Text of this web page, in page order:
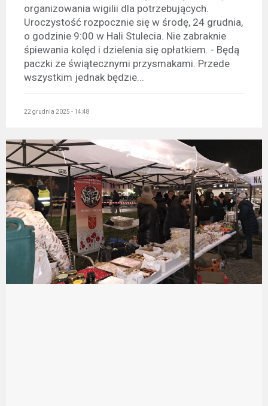
organizowania wigilii dla potrzebujących.
Uroczystość rozpocznie się w środę, 24 grudnia,
o godzinie 9:00 w Hali Stulecia. Nie zabraknie
śpiewania kolęd i dzielenia się opłatkiem. - Będą
paczki ze świątecznymi przysmakami. Przede
wszystkim jednak będzie...
22 grudnia 2025 - 14:48